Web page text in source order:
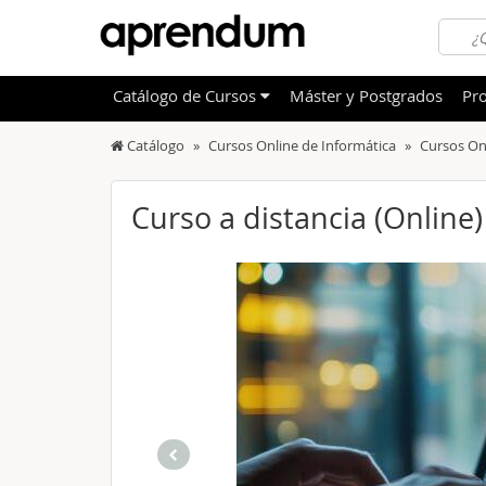
OFERTAS DESTACADAS
NOVEDADES DE NUESTRO CATÁLOGO
Idiomas
Otras
Catálogo Cursos Online de Informática Cursos
Curso a distancia
Catálogo de Cursos Máster y Postgrados